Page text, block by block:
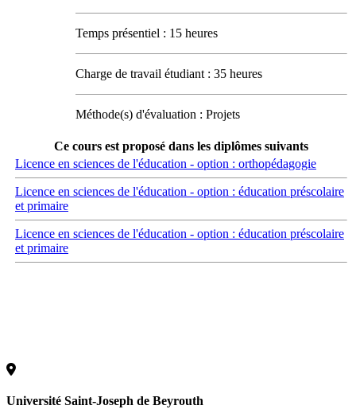
Temps présentiel : 15 heures
Charge de travail étudiant : 35 heures
Méthode(s) d'évaluation : Projets
Ce cours est proposé dans les diplômes suivants
Licence en sciences de l'éducation - option : orthopédagogie
Licence en sciences de l'éducation - option : éducation préscolaire
et primaire
Licence en sciences de l'éducation - option : éducation préscolaire
et primaire
Université Saint-Joseph de Beyrouth